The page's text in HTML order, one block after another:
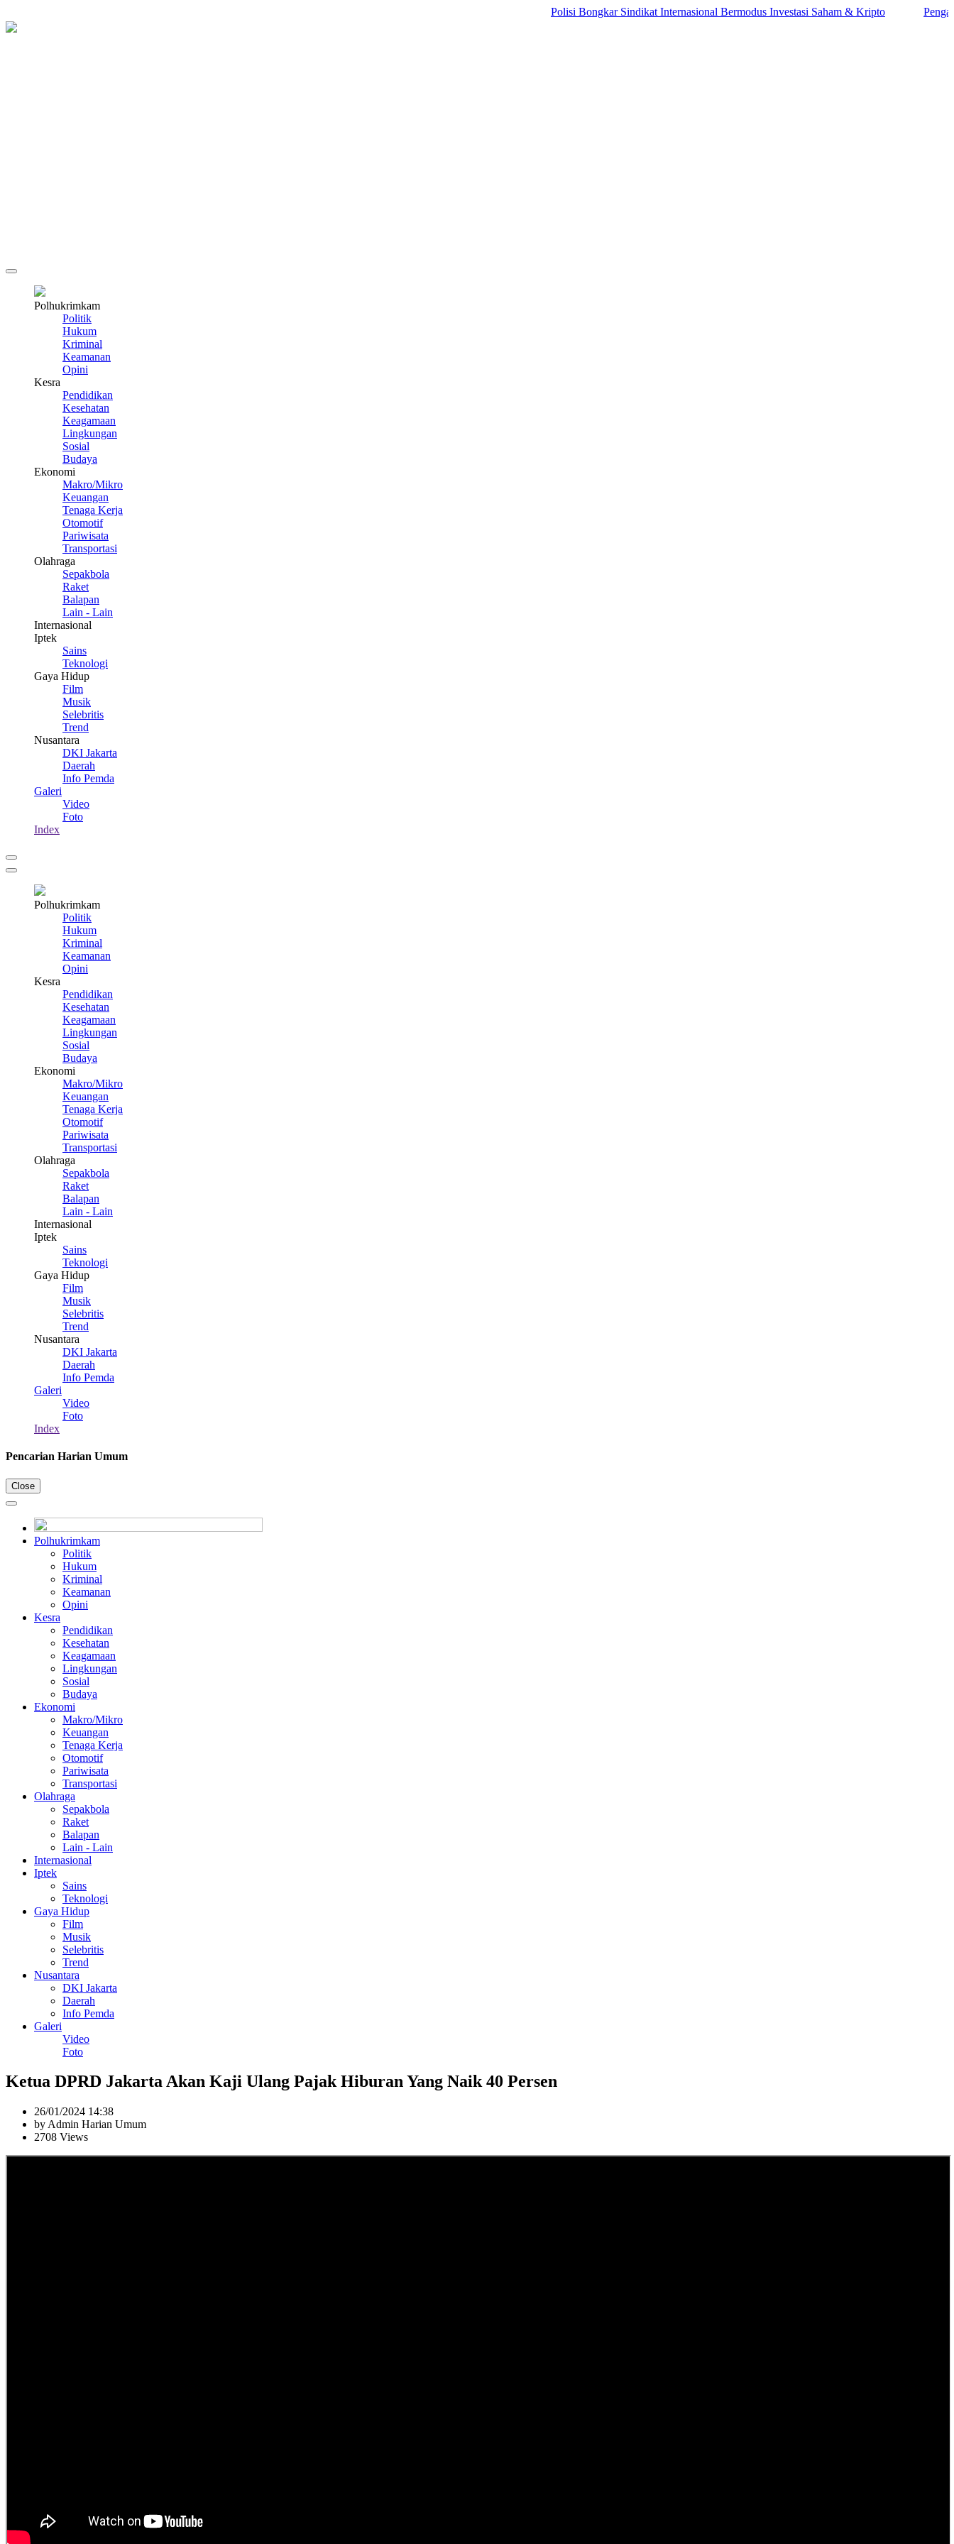
Polisi Bongkar Sindikat Internasional Bermodus Investasi Saham & Kripto Pengamat
Polhukrimkam
Politik
Hukum
Kriminal
Keamanan
Opini
Kesra
Pendidikan
Kesehatan
Keagamaan
Lingkungan
Sosial
Budaya
Ekonomi
Makro/Mikro
Keuangan
Tenaga Kerja
Otomotif
Pariwisata
Transportasi
Olahraga
Sepakbola
Raket
Balapan
Lain - Lain
Internasional
Iptek
Sains
Teknologi
Gaya Hidup
Film
Musik
Selebritis
Trend
Nusantara
DKI Jakarta
Daerah
Info Pemda
Galeri
Video
Foto
Index
Polhukrimkam
Politik
Hukum
Kriminal
Keamanan
Opini
Kesra
Pendidikan
Kesehatan
Keagamaan
Lingkungan
Sosial
Budaya
Ekonomi
Makro/Mikro
Keuangan
Tenaga Kerja
Otomotif
Pariwisata
Transportasi
Olahraga
Sepakbola
Raket
Balapan
Lain - Lain
Internasional
Iptek
Sains
Teknologi
Gaya Hidup
Film
Musik
Selebritis
Trend
Nusantara
DKI Jakarta
Daerah
Info Pemda
Galeri
Video
Foto
Index
Pencarian Harian Umum
Close
Polhukrimkam
Politik
Hukum
Kriminal
Keamanan
Opini
Kesra
Pendidikan
Kesehatan
Keagamaan
Lingkungan
Sosial
Budaya
Ekonomi
Makro/Mikro
Keuangan
Tenaga Kerja
Otomotif
Pariwisata
Transportasi
Olahraga
Sepakbola
Raket
Balapan
Lain - Lain
Internasional
Iptek
Sains
Teknologi
Gaya Hidup
Film
Musik
Selebritis
Trend
Nusantara
DKI Jakarta
Daerah
Info Pemda
Galeri
Video
Foto
Ketua DPRD Jakarta Akan Kaji Ulang Pajak Hiburan Yang Naik 40 Persen
26/01/2024 14:38
by Admin Harian Umum
2708 Views